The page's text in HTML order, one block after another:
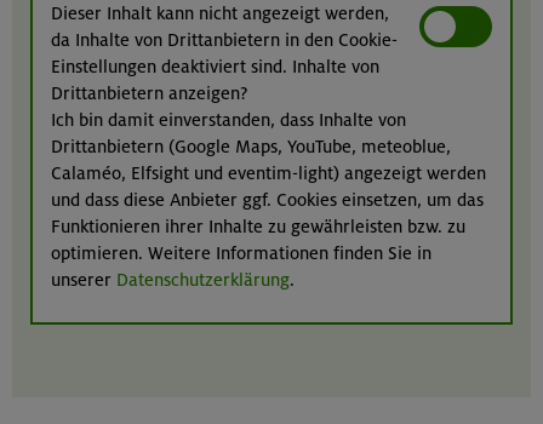
Dieser Inhalt kann nicht angezeigt werden,
da Inhalte von Drittanbietern in den Cookie-
Einstellungen deaktiviert sind. Inhalte von
Drittanbietern anzeigen?
Ich bin damit einverstanden, dass Inhalte von
Drittanbietern (Google Maps, YouTube, meteoblue,
Calaméo, Elfsight und eventim-light) angezeigt werden
und dass diese Anbieter ggf. Cookies einsetzen, um das
Funktionieren ihrer Inhalte zu gewährleisten bzw. zu
optimieren. Weitere Informationen finden Sie in
unserer Datenschutzerklärung.